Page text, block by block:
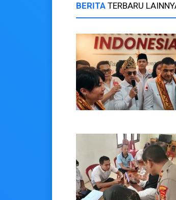
BERITA TERBARU